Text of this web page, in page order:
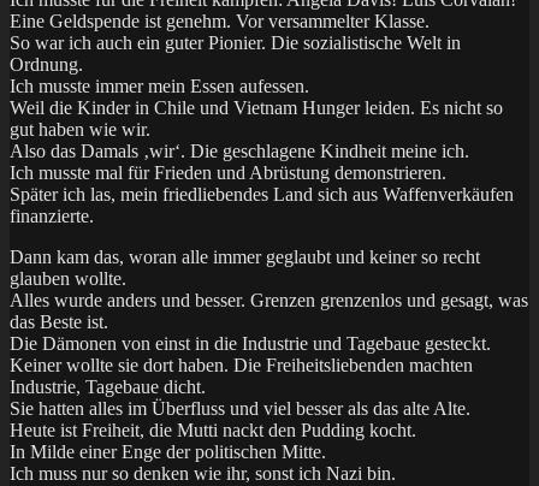
Eine Geldspende ist genehm. Vor versammelter Klasse.
So war ich auch ein guter Pionier. Die sozialistische Welt in
Ordnung.
Ich musste immer mein Essen aufessen.
Weil die Kinder in Chile und Vietnam Hunger leiden. Es nicht so
gut haben wie wir.
Also das Damals ‚wir‘. Die geschlagene Kindheit meine ich.
Ich musste mal für Frieden und Abrüstung demonstrieren.
Später ich las, mein friedliebendes Land sich aus Waffenverkäufen
finanzierte.
Dann kam das, woran alle immer geglaubt und keiner so recht
glauben wollte.
Alles wurde anders und besser. Grenzen grenzenlos und gesagt, was
das Beste ist.
Die Dämonen von einst in die Industrie und Tagebaue gesteckt.
Keiner wollte sie dort haben. Die Freiheitsliebenden machten
Industrie, Tagebaue dicht.
Sie hatten alles im Überfluss und viel besser als das alte Alte.
Heute ist Freiheit, die Mutti nackt den Pudding kocht.
In Milde einer Enge der politischen Mitte.
Ich muss nur so denken wie ihr, sonst ich Nazi bin.